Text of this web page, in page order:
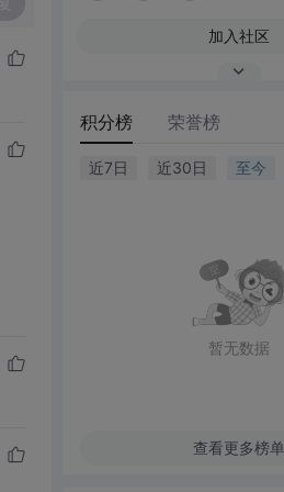
加入社区
积分榜 荣誉榜
近7日 近30日 至今
暂无数据
查看更多榜单